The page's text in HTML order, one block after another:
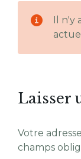
Il n'y
Laisser
Votre
champs